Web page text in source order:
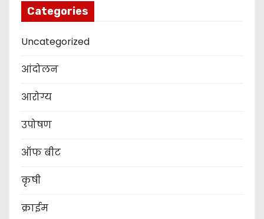
Categories
Uncategorized
आंदोलन
आरोग्य
उपोषण
ऑफ बीट
कृषी
क्राईम